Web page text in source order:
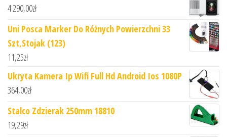
4 290,00zł
Uni Posca Marker Do Różnych Powierzchni 33
Szt,Stojak (123)
11,25zł
Ukryta Kamera Ip Wifi Full Hd Android Ios 1080P
364,00zł
Stalco Zdzierak 250mm 18810
19,29zł